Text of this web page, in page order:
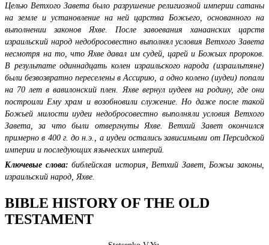
Целью Ветхого Завета было разрушение религиозной империи сатаны
на земле и установление на ней царства Божьего, основанного на
выполнении законов Яхве. После завоевания ханаанских царств
израильский народ недобросовестно выполнял условия Ветхого Завета
несмотря на то, что Яхве давал им судей, царей и Божьих пророков.
В результате одиннадцать колен израильского народа (израильтяне)
были безвозвратно переселены в Ассирию, а одно колено (иудеи) попали
на 70 лет в вавилонский плен. Яхве вернул иудеев на родину, где они
построили Ему храм и возобновили служение. Но даже после такой
Божьей милости иудеи недобросовестно выполняли условия Ветхого
Завета, за что были отвергнуты Яхве. Ветхий Завет окончился
примерно в 400 г. до н.э., а иудеи остались зависимыми от Персидской
империи и последующих языческих империй.
Ключевые слова:библейская история, Ветхий Завет, Божьи законы,
израильский народ, Яхве.
BIBLE HISTORY OF THE OLD
TESTAMENT